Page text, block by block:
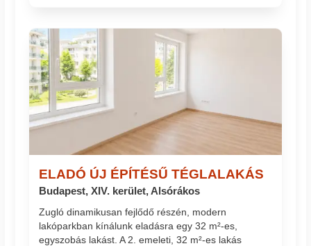
ELADÓ ÚJ ÉPÍTÉSŰ TÉGLALAKÁS
Budapest, XIV. kerület, Alsórákos
Zugló dinamikusan fejlődő részén, modern
lakóparkban kínálunk eladásra egy 32 m²-es,
egyszobás lakást. A 2. emeleti, 32 m²-es lakás